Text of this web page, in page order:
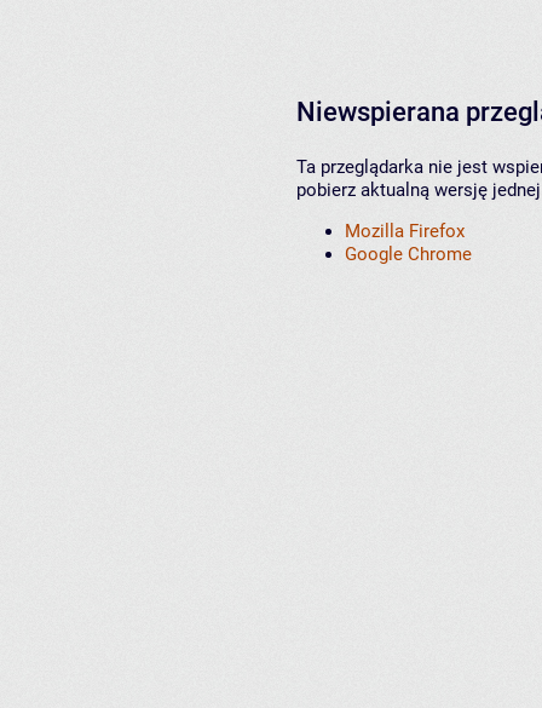
Niewspierana
Ta przeglądarka nie jest
pobierz aktualną wersję
Mozilla Firefox
Google Chrome